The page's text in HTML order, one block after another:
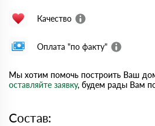
Качество
Оплата "по факту"
Мы хотим помочь построить Ваш
оставляйте заявку, будем рады Вам
Состав: